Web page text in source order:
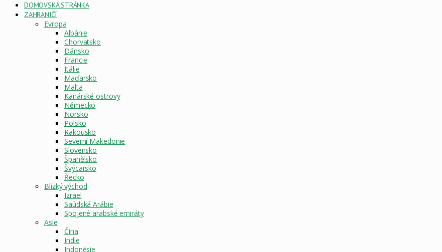
DOMOVSKÁ STRÁNKA
ZAHRANIČÍ
Evropa
Albánie
Chorvatsko
Dánsko
Francie
Itálie
Maďarsko
Malta
Kanárské ostrovy
Německo
Norsko
Polsko
Rakousko
Severní Makedonie
Slovensko
Španělsko
Švýcarsko
Řecko
Blízký východ
Izrael
Saúdská Arábie
Spojené arabské emiráty
Asie
Čína
Indie
Indonésie